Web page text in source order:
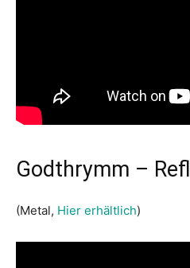
Godthrymm –
(Metal, Hier erhältlich)